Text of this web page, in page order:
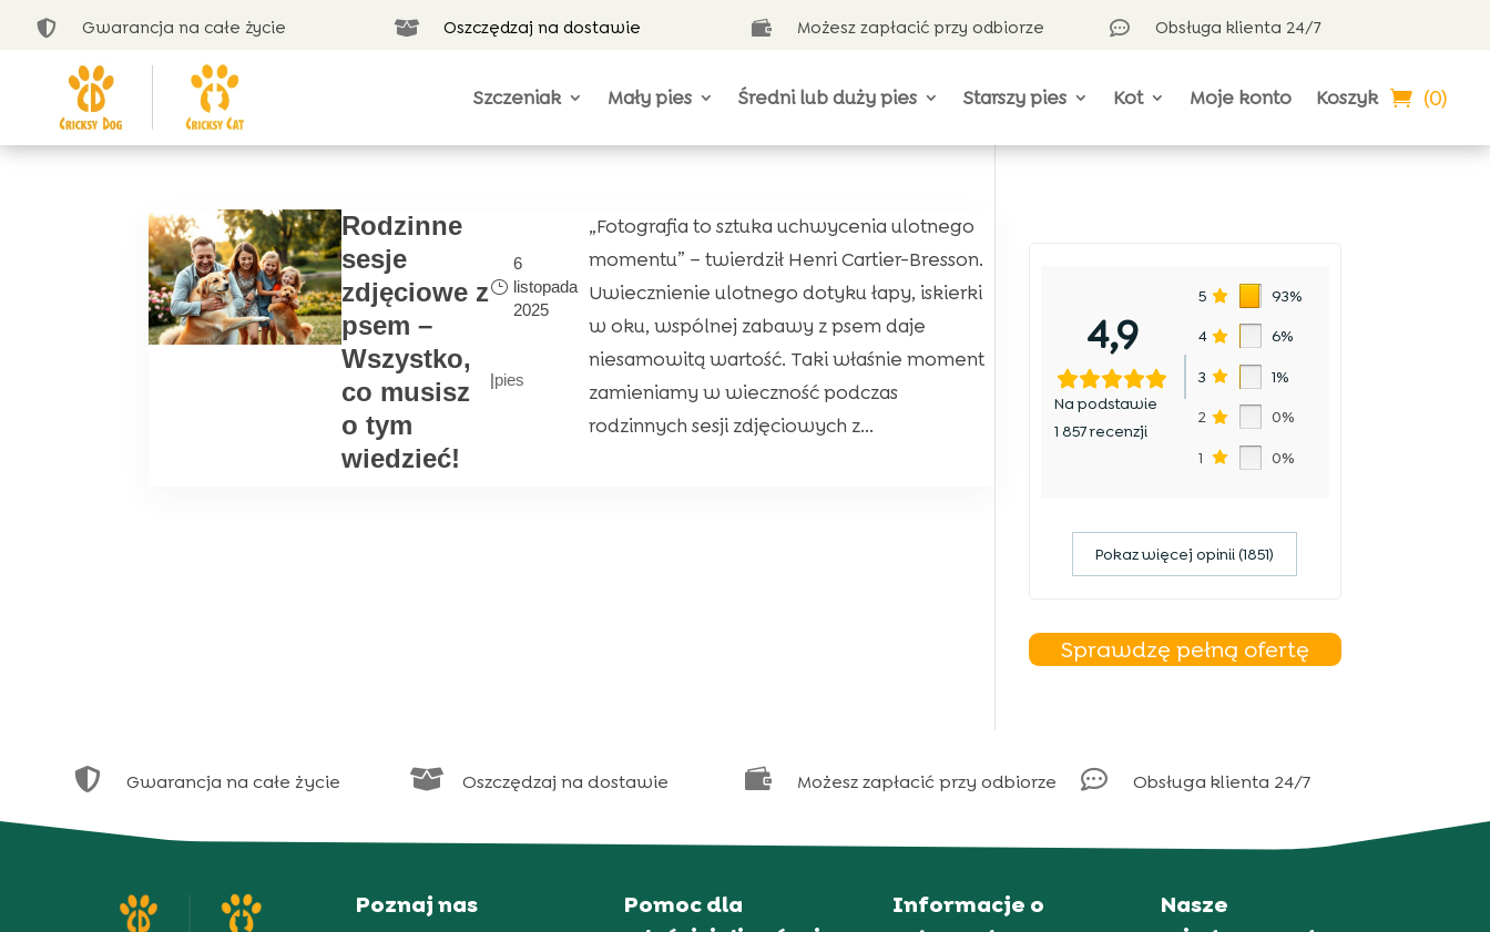
 Gwarancja na całe życie  Oszczędzaj na dostawie  Możesz zapłacić przy odbiorze  Obsługa klienta 24/7
Szczeniak Mały pies Średni lub duży pies Starszy pies Kot Moje konto Koszyk (0)
Rodzinne
sesje
zdjęciowe z
psem –
Wszystko,
co musisz
o tym
wiedzieć!
6
listopada
2025
|pies
„Fotografia to sztuka uchwycenia ulotnego
momentu” – twierdził Henri Cartier-Bresson.
Uwiecznienie ulotnego dotyku łapy, iskierki
w oku, wspólnej zabawy z psem daje
niesamowitą wartość. Taki właśnie moment
zamieniamy w wieczność podczas
rodzinnych sesji zdjęciowych z...
4,9
Na podstawie
1 857 recenzji
5 93%
4 6%
3 1%
2 0%
1 0%
Pokaz więcej opinii (1851)
Sprawdzę pełną ofertę
 Gwarancja na całe życie  Oszczędzaj na dostawie  Możesz zapłacić przy odbiorze  Obsługa klienta 24/7
Poznaj nas
Pomoc dla
Informacje o
Nasze